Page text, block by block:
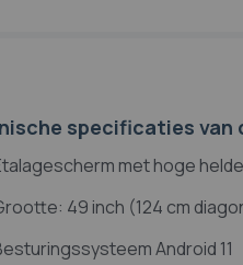
specificaties van
met hoge
49 inch (124 cm
Android 11